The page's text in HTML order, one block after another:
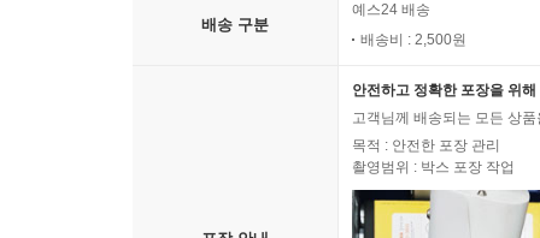
배송 구분
예스24 배송
배송비 : 2,500원
안전하고 정확한 포장을 위
고객님께 배송되는 모든 상
목적 : 안전한 포장 관리
촬영범위 : 박스 포장 작업